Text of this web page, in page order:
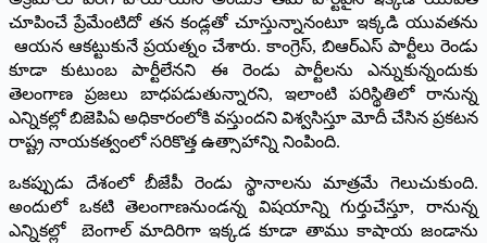
చూపించే ప్రేమేంటిదో తన కండ్లతో చూస్తున్నానంటూ ఇక్కడి యువతను
ఆయన ఆకట్టుకునే ప్రయత్నం చేశారు. కాంగ్రెస్‌, ‌బిఆర్‌ఎస్‌ ‌పార్టీలు రెండు
కూడా కుటుంబ పార్టీలేనని ఈ రెండు పార్టీలను ఎన్నుకున్నందుకు
తెలంగాణ ప్రజలు బాధపడుతున్నారని, ఇలాంటి పరిస్థితిలో రానున్న
ఎన్నికల్లో బిజెపిఏ అధికారంలోకి వస్తుందని విశ్వసిస్తూ మోదీ చేసిన ప్రకటన
రాష్ట్ర నాయకత్వంలో సరికొత్త ఉత్సాహాన్ని నింపింది.
ఒకప్పుడు దేశంలో బీజేపీ రెండు స్థానాలను మాత్రమే గెలుచుకుంది.
అందులో ఒకటి తెలంగాణనుండన్న విషయాన్ని గుర్తుచేస్తూ, రానున్న
ఎన్నికల్లో బెంగాల్‌ ‌మాదిరిగా ఇక్కడ కూడా తాము కాషాయ జండాను